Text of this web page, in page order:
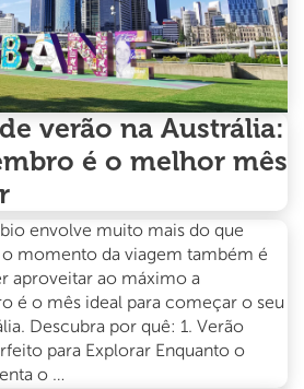
verão na Austrália:
é o melhor mês
envolve muito mais do que
momento da viagem também é
aproveitar ao máximo a
é o mês ideal para começar o seu
Descubra por quê: 1. Verão
para Explorar Enquanto o
o …